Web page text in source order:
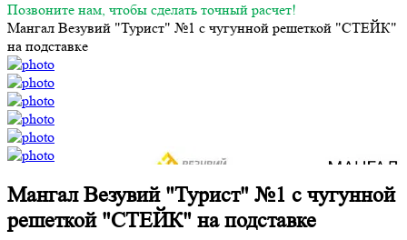
Позвоните нам, чтобы сделать точный расчет!
Мангал Везувий "Турист" №1 с чугунной решеткой "СТЕЙК"
на подставке
Мангал Везувий "Турист" №1 с чугунной
решеткой "СТЕЙК" на подставке